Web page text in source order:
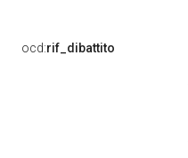
ocd:rif_dibattito